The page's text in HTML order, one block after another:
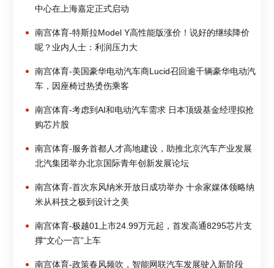
中心在上海嘉定正式启动
南宫体育-特斯拉Model Y高性能版涨价！说好的继续降价
呢？业内人士：利润压力大
南宫体育-美国豪华电动汽车商Lucid召回逾千辆豪华电动汽
车，因座椅过热烫伤乘客
南宫体育-考虑到AI和电动汽车需求 日本顶级基金经理拟抢
购芯片股
南宫体育-服务首都人才高地建设，助推北京汽车产业发展
北汽集团举办北京国际青年创新发展论坛
南宫体育-首次东风纳米开放日成功举办 十余家媒体领略纳
米从科技之极到设计之美
南宫体育-极越01上市24.99万元起，首发高通8295芯片支
撑“文心一言”上车
南宫体育-政策春风频吹，智能网联汽车发展驶入新阶段